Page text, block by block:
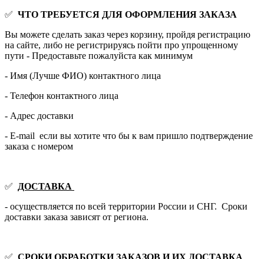
✅ ЧТО ТРЕБУЕТСЯ ДЛЯ ОФОРМЛЕНИЯ ЗАКАЗА
Вы можете сделать заказ через корзину, пройдя регистрацию
на сайте, либо не регистрируясь пойти про упрощенному
пути - Предоставьте пожалуйста как минимум
- Имя (Лучше ФИО) контактного лица
- Телефон контактного лица
- Адрес доставки
- E-mail если вы хотите что бы к вам пришло подтверждение
заказа с номером
✅
ДОСТАВКА
- осуществляется по всей территории России и СНГ. Сроки
доставки заказа зависят от региона.
✅ СРОКИ ОБРАБОТКИ ЗАКАЗОВ И ИХ ДОСТАВКА